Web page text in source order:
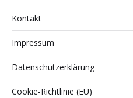
Kontakt
Impressum
Datenschutzerklärung
Cookie-Richtlinie (EU)